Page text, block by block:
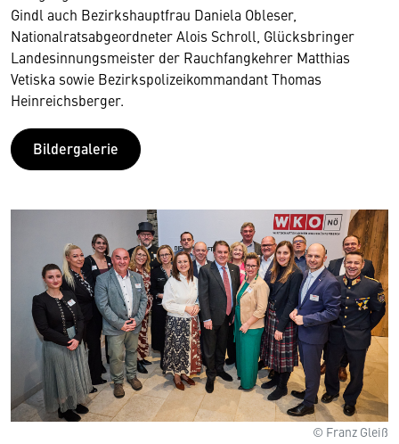
Gindl auch Bezirkshauptfrau Daniela Obleser,
Nationalratsabgeordneter Alois Schroll, Glücksbringer
Landesinnungsmeister der Rauchfangkehrer Matthias
Vetiska sowie Bezirkspolizeikommandant Thomas
Heinreichsberger.
Bildergalerie
© Franz Gleiß